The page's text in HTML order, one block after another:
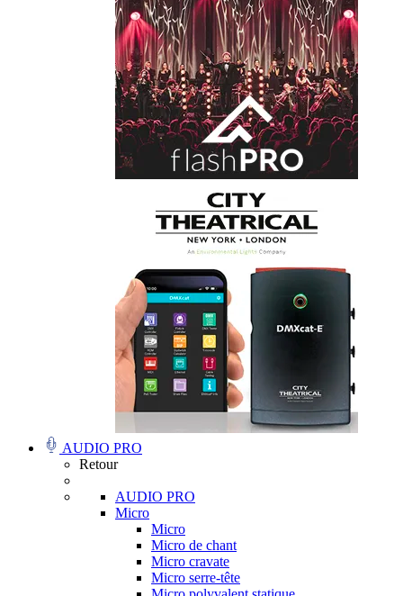
AUDIO PRO
Retour
AUDIO PRO
Micro
Micro
Micro de chant
Micro cravate
Micro serre-tête